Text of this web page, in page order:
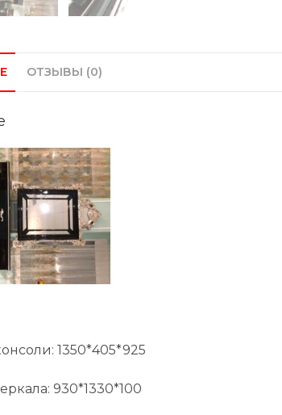
ОТЗЫВЫ (0)
1350*405*925
930*1330*100